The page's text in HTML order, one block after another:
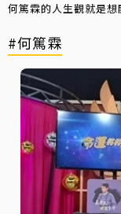
何篤霖的人生觀就是
#何篤霖